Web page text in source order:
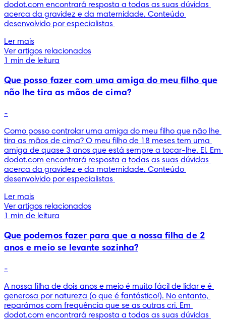
dodot.com encontrará resposta a todas as suas dúvidas
acerca da gravidez e da maternidade. Conteúdo
desenvolvido por especialistas
Ler mais
Ver artigos relacionados
1 min de leitura
Que posso fazer com uma amiga do meu filho que
não lhe tira as mãos de cima?
-
Como posso controlar uma amiga do meu filho que não lhe
tira as mãos de cima? O meu filho de 18 meses tem uma
amiga de quase 3 anos que está sempre a tocar-lhe. El. Em
dodot.com encontrará resposta a todas as suas dúvidas
acerca da gravidez e da maternidade. Conteúdo
desenvolvido por especialistas
Ler mais
Ver artigos relacionados
1 min de leitura
Que podemos fazer para que a nossa filha de 2
anos e meio se levante sozinha?
-
A nossa filha de dois anos e meio é muito fácil de lidar e é
generosa por natureza (o que é fantástico!). No entanto,
reparámos com frequência que se as outras cri. Em
dodot.com encontrará resposta a todas as suas dúvidas